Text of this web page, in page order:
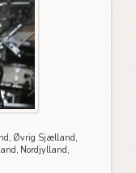
Øvrig Sjælland,
Nordjylland,